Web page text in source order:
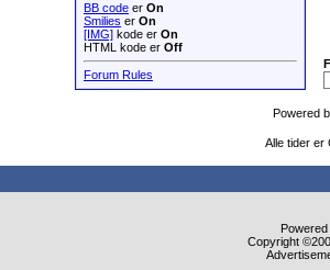
BB code er On
Smilies er On
[IMG] kode er On
HTML kode er Off
Forum Rules
Powered
Alle tider er
Copyright